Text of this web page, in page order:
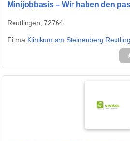
Minijobbasis – Wir haben den
Reutlingen, 72764
Firma:Klinikum am Steinenberg